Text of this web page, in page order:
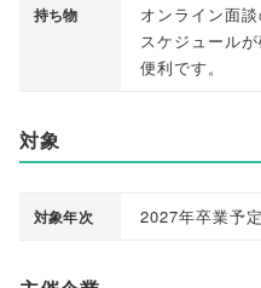
持ち物 オンライン面
スケジュール
便利です。
対象
対象年次 2027年卒業予